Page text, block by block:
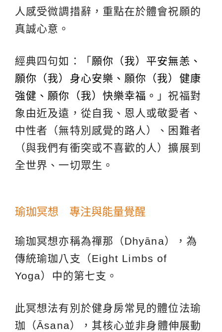
人感受微調措辭，重點在於體會祝願的
真誠心意。
經典四句如：「 願你（我）平安無恙、
願你（我）身心安樂、願你（我）健康
強健、願你（我）快樂幸福。 」祝福對
象由近及遠，從自我、恩人或敬愛者、
中性者（無特別感覺的路人）、困難者
（與我們有衝突或不喜歡的人）擴展到
全世界、一切眾生。
瑜珈冥想 專注與能量覺醒
瑜珈冥想亦稱為禪那（Dhyāna），為
傳統瑜珈八支（Eight Limbs of
Yoga）中的第七支。
此冥想法有別於健身房常見的體位法瑜
珈（Āsana），其核心並非身體伸展動